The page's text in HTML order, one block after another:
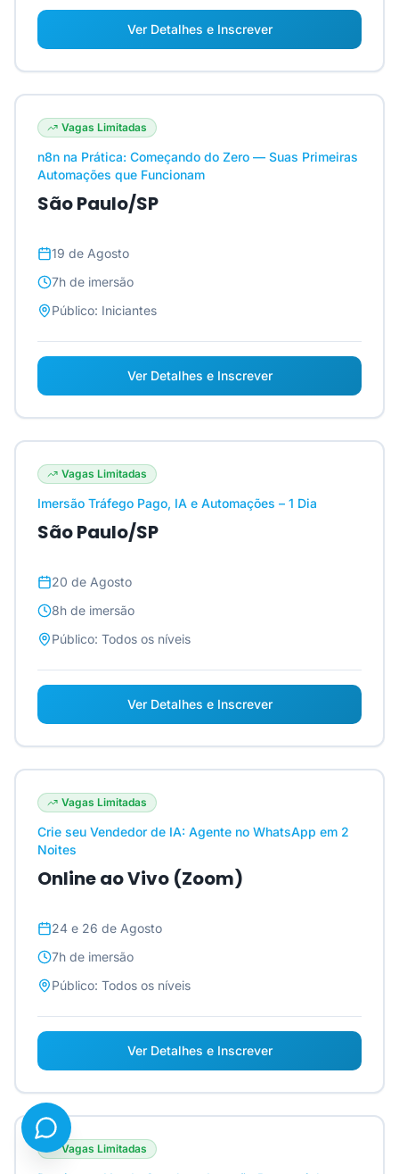
Ver Detalhes e Inscrever
Vagas Limitadas
n8n na Prática: Começando do Zero — Suas Primeiras
Automações que Funcionam
São Paulo/SP
19 de Agosto
7h de imersão
Público: Iniciantes
Ver Detalhes e Inscrever
Vagas Limitadas
Imersão Tráfego Pago, IA e Automações – 1 Dia
São Paulo/SP
20 de Agosto
8h de imersão
Público: Todos os níveis
Ver Detalhes e Inscrever
Vagas Limitadas
Crie seu Vendedor de IA: Agente no WhatsApp em 2
Noites
Online ao Vivo (Zoom)
24 e 26 de Agosto
7h de imersão
Público: Todos os níveis
Ver Detalhes e Inscrever
Vagas Limitadas